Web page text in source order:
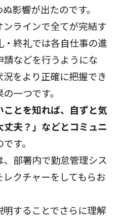
影響が出たのです。
ラインで全てが完結す
終礼では各自仕事の進
などを行うようにな
をより正確に把握でき
一つです。
とを知れば、自ずと気
夫？」などとコミュニ
です。
部署内で勤怠管理シス
クチャーをしてもらお
することでさらに理解